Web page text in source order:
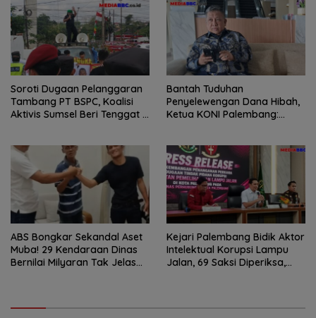
Tuntas
Soroti Dugaan Pelanggaran
Tambang PT BSPC, Koalisi
Aktivis Sumsel Beri Tenggat 1
Bantah Tuduhan
Penyelewengan Dana Hibah,
Ketua KONI Palembang:
ABS Bongkar Sekandal Aset
Muba! 29 Kendaraan Dinas
Bernilai Milyaran Tak Jelas
Kejari Palembang Bidik Aktor
Intelektual Korupsi Lampu
Jalan, 69 Saksi Diperiksa,